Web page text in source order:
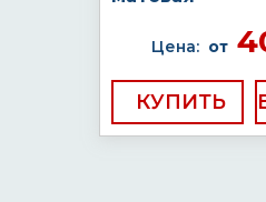
Цена: от
КУПИТЬ